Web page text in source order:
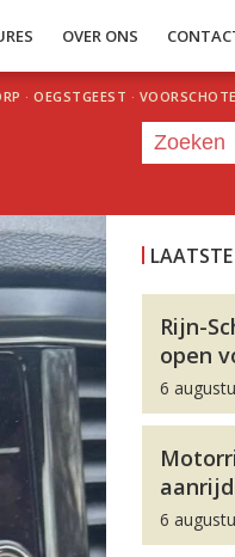
OVER ONS
· OEGSTGEEST ·
Rijn-
open
6
6